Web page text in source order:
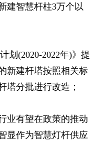
建智慧杆柱3万个以
划(2020-2022年)》提
新建杆塔按照相关标
塔分批进行改造；
业有望在政策的推动
显作为智慧灯杆供应